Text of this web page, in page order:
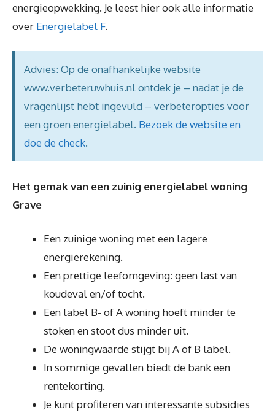
energieopwekking. Je leest hier ook alle informatie
over Energielabel F.
Advies: Op de onafhankelijke website
www.verbeteruwhuis.nl ontdek je – nadat je de
vragenlijst hebt ingevuld – verbeteropties voor
een groen energielabel. Bezoek de website en
doe de check.
Het gemak van een zuinig energielabel woning
Grave
Een zuinige woning met een lagere
energierekening.
Een prettige leefomgeving: geen last van
koudeval en/of tocht.
Een label B- of A woning hoeft minder te
stoken en stoot dus minder uit.
De woningwaarde stijgt bij A of B label.
In sommige gevallen biedt de bank een
rentekorting.
Je kunt profiteren van interessante subsidies